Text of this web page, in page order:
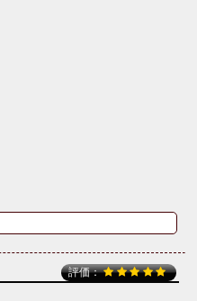
評価：